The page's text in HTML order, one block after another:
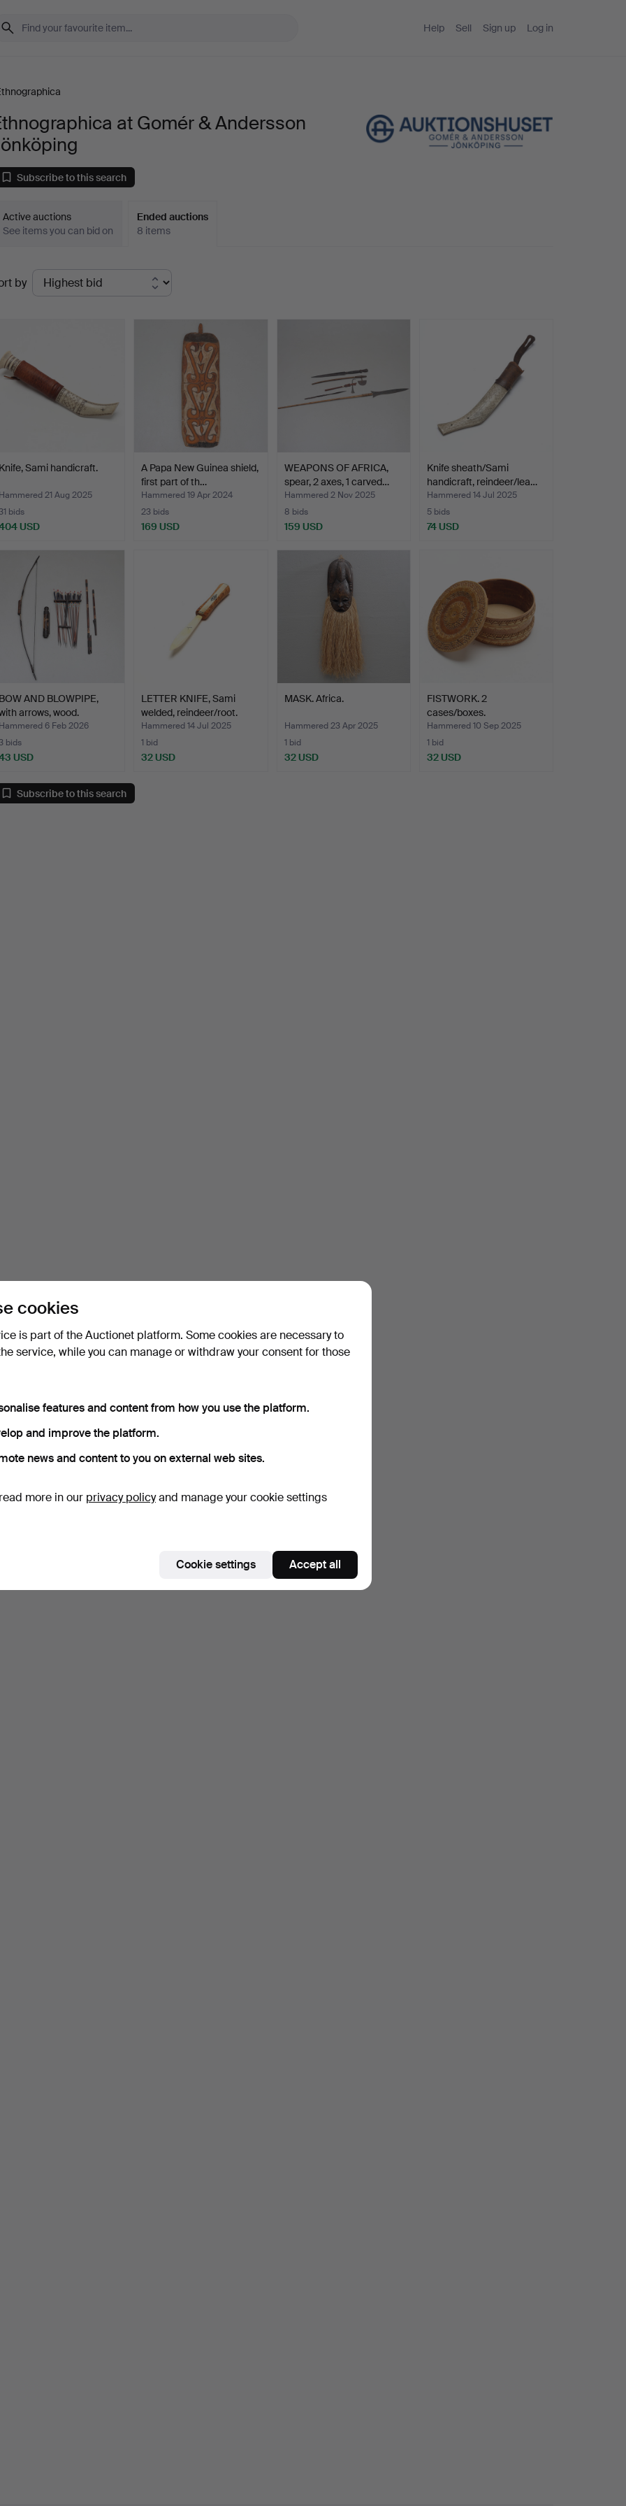
Help Sell Sign up Log in
at Gomér & Andersson
Subscribe to this search
Active auctions
See items you can bid on
Ended auctions
8 items
by
Sami handicraft.
21 Aug 2025
bids
USD
A Papa New Guinea shield,
first part of th…
Hammered 19 Apr 2024
23 bids
169 USD
WEAPONS OF AFRICA,
spear, 2 axes, 1 carved…
Hammered 2 Nov 2025
8 bids
159 USD
Knife sheath/Sami
handicraft, reindeer/lea…
Hammered 14 Jul 2025
5 bids
74 USD
AND BLOWPIPE,
arrows, wood.
6 Feb 2026
bids
USD
LETTER KNIFE, Sami
welded, reindeer/root.
Hammered 14 Jul 2025
1 bid
32 USD
MASK. Africa.
Hammered 23 Apr 2025
1 bid
32 USD
FISTWORK. 2
cases/boxes.
Hammered 10 Sep 2025
1 bid
32 USD
Subscribe to this search
cookies
is part of the Auctionet platform. Some cookies are necessary to
service, while you can manage or withdraw your consent for those
features and content from how you use the platform.
and improve the platform.
news and content to you on external web sites.
more in our privacy policyand manage your cookie settings
Cookie settings Accept all